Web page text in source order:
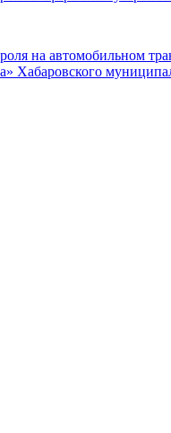
на автомобильном
Хабаровского